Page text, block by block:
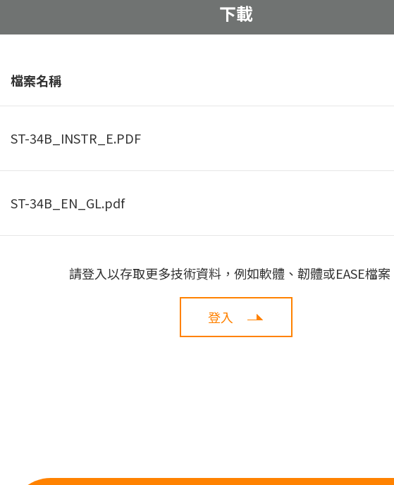
下載
檔案名稱
ST-34B_INSTR_E.PDF
ST-34B_EN_GL.pdf
請登入以存取更多技術資料，例如軟體、韌體或EASE檔案
登入